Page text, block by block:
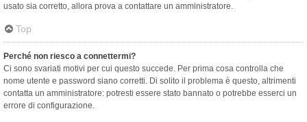
usato sia corretto, allora prova a contattare un amministratore.
Top
Perché non riesco a connettermi?
Ci sono svariati motivi per cui questo succede. Per prima cosa controlla che
nome utente e password siano corretti. Di solito il problema è questo, altrimenti
contatta un amministratore: potresti essere stato bannato o potrebbe esserci un
errore di configurazione.